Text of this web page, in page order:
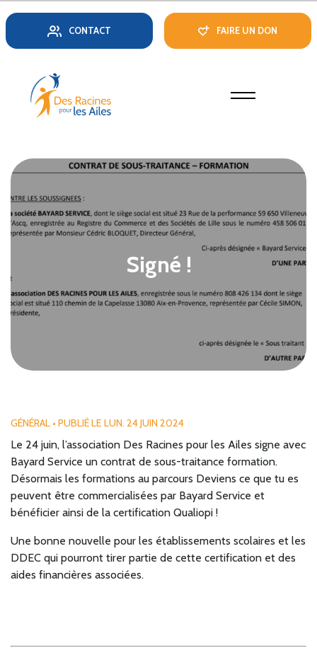
CONTACT FAIRE UN DON
Signé !
GÉNÉRAL • PUBLIÉ LE LUN. 24 JUIN 2024
Le 24 juin, l’association Des Racines pour les Ailes signe avec
Bayard Service un contrat de sous-traitance formation.
Désormais les formations au parcours Deviens ce que tu es
peuvent être commercialisées par Bayard Service et
bénéficier ainsi de la certification Qualiopi !
Une bonne nouvelle pour les établissements scolaires et les
DDEC qui pourront tirer partie de cette certification et des
aides financières associées.